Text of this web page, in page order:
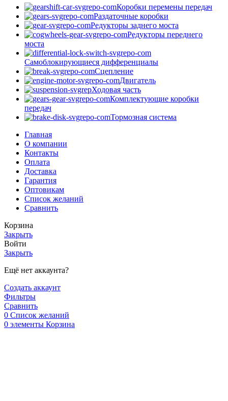
Коробки перемены передач
Раздаточные коробки
Редукторы заднего моста
Редукторы переднего
моста
Самоблокирующиеся дифференциалы
Сцепление
Двигатель
Ходовая часть
Комплектующие коробки
передач
Тормозная система
Главная
О компании
Контакты
Оплата
Доставка
Гарантия
Оптовикам
Список желаний
Сравнить
Корзина
Закрыть
Войти
Закрыть
Ещё нет аккаунта?
Создать аккаунт
Фильтры
Сравнить
0 Список желаний
0 элементы Корзина